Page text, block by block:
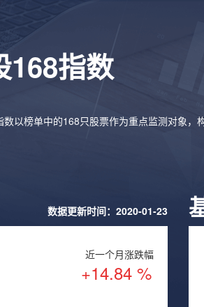
168指数
以榜单中的168只股票作为重点监测对象，
数据更新时间：2020-01-23
近一个月涨跌幅
+14.84 %